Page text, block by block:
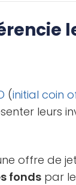
(initial coin
leurs
offre de
fonds par